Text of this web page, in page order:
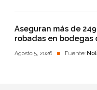
Aseguran más de
robadas en bodegas
Agosto 5, 2026 Fuente: